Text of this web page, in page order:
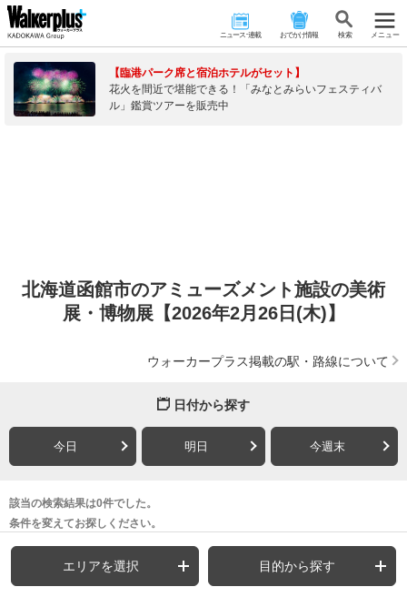
ニュース･連載 おでかけ情報 検 索 メニュー
【臨港パーク席と宿泊ホテルがセット】
花火を間近で堪能できる！「みなとみらいフェスティバ
ル」鑑賞ツアーを販売中
北海道函館市のアミューズメント施設の美術
展・博物展【2026年2月26日(木)】
ウォーカープラス掲載の駅・路線について
日付から探す
今日 明日 今週末
該当の検索結果は0件でした。
条件を変えてお探しください。
エリアを選択 目的から探す